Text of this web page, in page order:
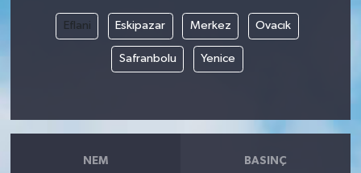
Eflani Eskipazar Merkez Ovacık
Safranbolu Yenice
NEM BASINÇ